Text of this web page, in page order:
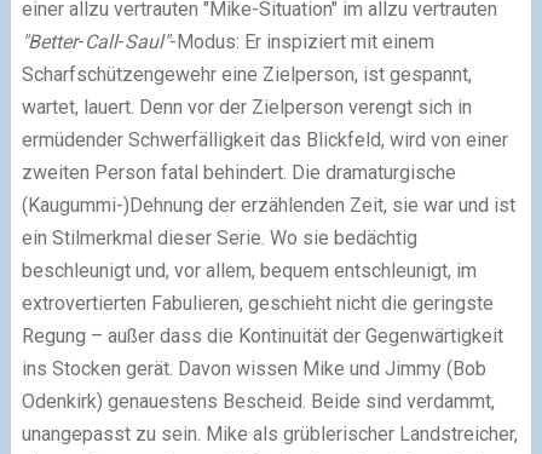
einer allzu vertrauten "Mike-Situation" im allzu vertrauten
"Better-Call-Saul"-Modus: Er inspiziert mit einem
Scharfschützengewehr eine Zielperson, ist gespannt,
wartet, lauert. Denn vor der Zielperson verengt sich in
ermüdender Schwerfälligkeit das Blickfeld, wird von einer
zweiten Person fatal behindert. Die dramaturgische
(Kaugummi-)Dehnung der erzählenden Zeit, sie war und ist
ein Stilmerkmal dieser Serie. Wo sie bedächtig
beschleunigt und, vor allem, bequem entschleunigt, im
extrovertierten Fabulieren, geschieht nicht die geringste
Regung – außer dass die Kontinuität der Gegenwärtigkeit
ins Stocken gerät. Davon wissen Mike und Jimmy (Bob
Odenkirk) genauestens Bescheid. Beide sind verdammt,
unangepasst zu sein. Mike als grüblerischer Landstreicher,